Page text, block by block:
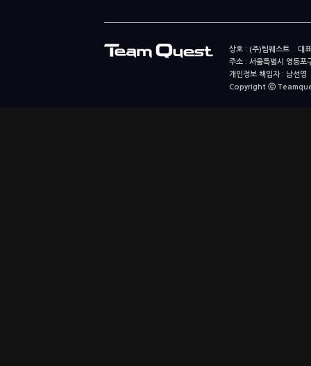
상호 : (주)팀퀘스트 대
주소 : 서울특별시 영등
개인정보 책임자 : 남
Copyright ⓒ